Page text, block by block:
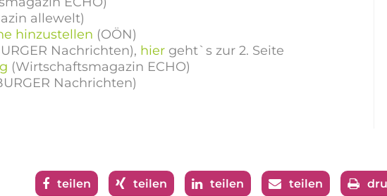
allewelt)
hinzustellen (OÖN)
Nachrichten), hier geht`s zur 2. Seite
(Wirtschaftsmagazin ECHO)
Nachrichten)
teilen teilen teilen teilen